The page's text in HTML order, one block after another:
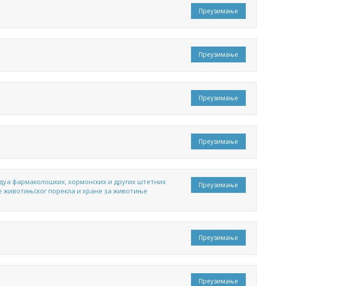
Преузимање
Преузимање
Преузимање
Преузимање
Преузимање
фармаколошких, хормонских и других штетних
порекла и хране за животиње
Преузимање
Преузимање